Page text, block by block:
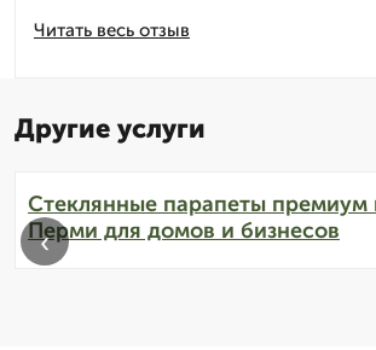
Читать весь отзыв
Другие услуги
Стеклянные парапеты премиум
Перми для домов и бизнесов
‹